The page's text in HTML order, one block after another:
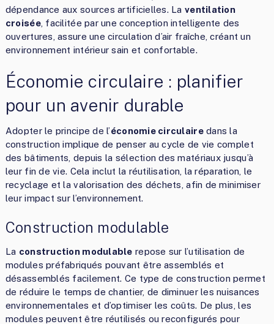
dépendance aux sources artificielles. Laventilation
croisée, facilitée par une conception intelligente des
ouvertures, assure une circulation d’air fraîche, créant un
environnement intérieur sain et confortable.
Économie circulaire : planifier
pour un avenir durable
Adopter le principe de l’économie circulairedans la
construction implique de penser au cycle de vie complet
des bâtiments, depuis la sélection des matériaux jusqu’à
leur fin de vie. Cela inclut la réutilisation, la réparation, le
recyclage et la valorisation des déchets, afin de minimiser
leur impact sur l’environnement.
Construction modulable
La construction modulable repose sur l’utilisation de
modules préfabriqués pouvant être assemblés et
désassemblés facilement. Ce type de construction permet
de réduire le temps de chantier, de diminuer les nuisances
environnementales et d’optimiser les coûts. De plus, les
modules peuvent être réutilisés ou reconfigurés pour